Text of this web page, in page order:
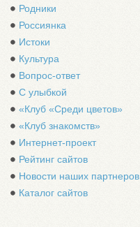
Родники
Россиянка
Истоки
Культура
Вопрос-ответ
С улыбкой
«Клуб «Среди цветов»
«Клуб знакомств»
Интернет-проект
Рейтинг сайтов
Новости наших партнеров
Каталог сайтов